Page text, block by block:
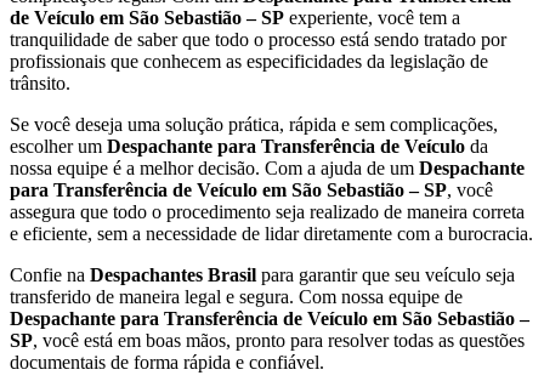
de Veículo em São Sebastião – SP experiente, você tem a
tranquilidade de saber que todo o processo está sendo tratado por
profissionais que conhecem as especificidades da legislação de
trânsito.
Se você deseja uma solução prática, rápida e sem complicações,
escolher um Despachante para Transferência de Veículo da
nossa equipe é a melhor decisão. Com a ajuda de um Despachante
para Transferência de Veículo em São Sebastião – SP, você
assegura que todo o procedimento seja realizado de maneira correta
e eficiente, sem a necessidade de lidar diretamente com a burocracia.
Confie na Despachantes Brasil para garantir que seu veículo seja
transferido de maneira legal e segura. Com nossa equipe de
Despachante para Transferência de Veículo em São Sebastião –
SP, você está em boas mãos, pronto para resolver todas as questões
documentais de forma rápida e confiável.